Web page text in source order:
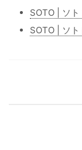
SOTO | ソ
SOTO | ソ